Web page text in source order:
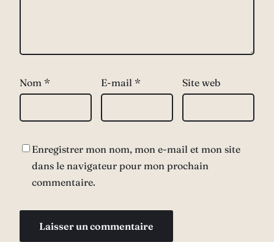
Nom * E-mail * Site web
Enregistrer mon nom, mon e-mail et mon site
dans le navigateur pour mon prochain
commentaire.